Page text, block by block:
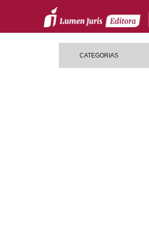
CATEGORIAS